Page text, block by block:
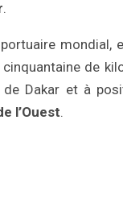
.
mondial,
de
Dakar et à
l’Ouest.